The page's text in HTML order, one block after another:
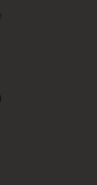
1)
1)